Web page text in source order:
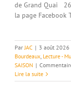
de Grand Quai
la page Facebook
ParJAC | 3 août 2026
Bourdeaux, Lecture -
SAISON |
Lire la suite